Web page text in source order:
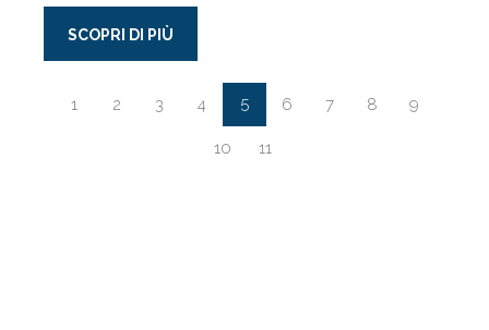
SCOPRI DI PIÙ
1 2 3 4 5 6 7 8 9
10 11